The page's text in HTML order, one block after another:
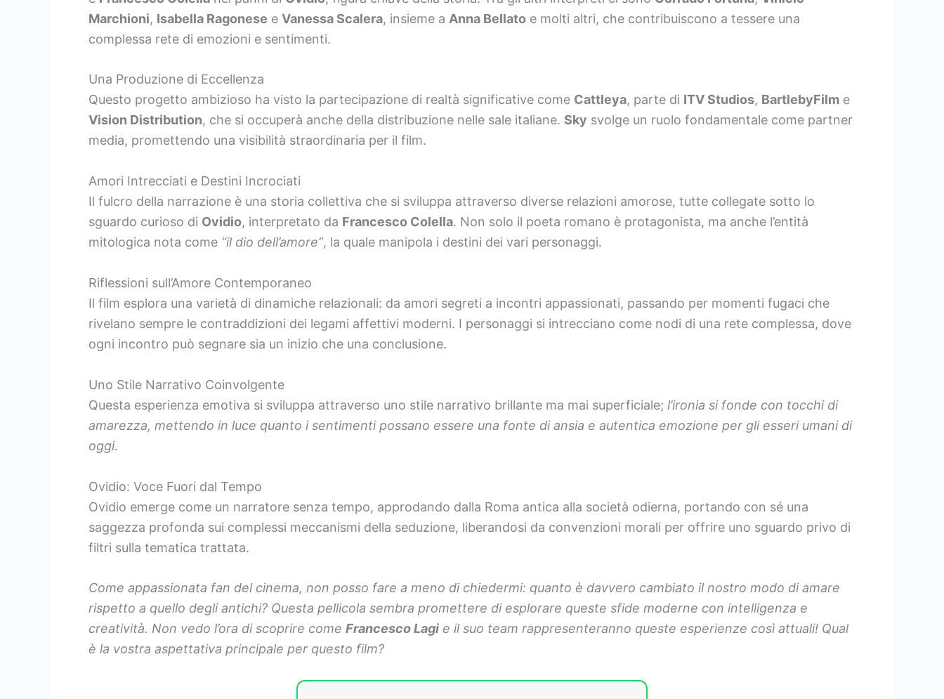
Marchioni, Isabella Ragonese e Vanessa Scalera, insieme a Anna Bellato e molti altri, che contribuiscono a tessere una
complessa rete di emozioni e sentimenti.
Una Produzione di Eccellenza
Questo progetto ambizioso ha visto la partecipazione di realtà significative come Cattleya, parte di ITV Studios, BartlebyFilm e
Vision Distribution, che si occuperà anche della distribuzione nelle sale italiane. Sky svolge un ruolo fondamentale come partner
media, promettendo una visibilità straordinaria per il film.
Amori Intrecciati e Destini Incrociati
Il fulcro della narrazione è una storia collettiva che si sviluppa attraverso diverse relazioni amorose, tutte collegate sotto lo
sguardo curioso di Ovidio, interpretato da Francesco Colella. Non solo il poeta romano è protagonista, ma anche l’entità
mitologica nota come “il dio dell’amore”, la quale manipola i destini dei vari personaggi.
Riflessioni sull’Amore Contemporaneo
Il film esplora una varietà di dinamiche relazionali: da amori segreti a incontri appassionati, passando per momenti fugaci che
rivelano sempre le contraddizioni dei legami affettivi moderni. I personaggi si intrecciano come nodi di una rete complessa, dove
ogni incontro può segnare sia un inizio che una conclusione.
Uno Stile Narrativo Coinvolgente
Questa esperienza emotiva si sviluppa attraverso uno stile narrativo brillante ma mai superficiale; l’ironia si fonde con tocchi di
amarezza, mettendo in luce quanto i sentimenti possano essere una fonte di ansia e autentica emozione per gli esseri umani di
oggi.
Ovidio: Voce Fuori dal Tempo
Ovidio emerge come un narratore senza tempo, approdando dalla Roma antica alla società odierna, portando con sé una
saggezza profonda sui complessi meccanismi della seduzione, liberandosi da convenzioni morali per offrire uno sguardo privo di
filtri sulla tematica trattata.
Come appassionata fan del cinema, non posso fare a meno di chiedermi: quanto è davvero cambiato il nostro modo di amare
rispetto a quello degli antichi? Questa pellicola sembra promettere di esplorare queste sfide moderne con intelligenza e
creatività. Non vedo l’ora di scoprire come Francesco Lagi e il suo team rappresenteranno queste esperienze così attuali! Qual
è la vostra aspettativa principale per questo film?